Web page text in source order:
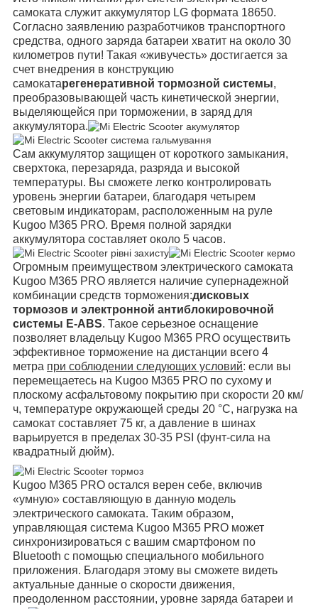
самоката служит аккумулятор LG формата 18650.
Согласно заявлению разработчиков транспортного
средства, одного заряда батареи хватит на около 30
километров пути! Такая «живучесть» достигается за
счет внедрения в конструкцию
самокатарегенеративной тормозной системы,
преобразовывающей часть кинетической энергии,
выделяющейся при торможении, в заряд для
аккумулятора.
Сам аккумулятор защищен от короткого замыкания,
сверхтока, перезаряда, разряда и высокой
температуры. Вы сможете легко контролировать
уровень энергии батареи, благодаря четырем
световым индикаторам, расположенным на руле
Kugoo M365 PRO. Время полной зарядки
аккумулятора составляет около 5 часов.
Огромным преимуществом электрического самоката
Kugoo M365 PRO является наличие супернадежной
комбинации средств торможения:дисковых
тормозов и электронной антиблокировочной
системы E-ABS. Такое серьезное оснащение
позволяет владельцу Kugoo M365 PRO осуществить
эффективное торможение на дистанции всего 4
метра при соблюдении следующих условий: если вы
перемещаетесь на Kugoo M365 PRO по сухому и
плоскому асфальтовому покрытию при скорости 20 км/
ч, температуре окружающей среды 20 °C, нагрузка на
самокат составляет 75 кг, а давление в шинах
варьируется в пределах 30-35 PSI (фунт-сила на
квадратный дюйм).
Kugoo M365 PRO остался верен себе, включив
«умную» составляющую в данную модель
электрического самоката. Таким образом,
управляющая система Kugoo M365 PRO может
синхронизироваться с вашим смартфоном по
Bluetooth с помощью специального мобильного
приложения. Благодаря этому вы сможете видеть
актуальные данные о скорости движения,
преодоленном расстоянии, уровне заряда батареи и